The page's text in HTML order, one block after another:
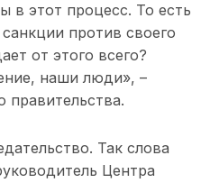
в этот процесс. То есть
против своего
от этого всего?
наши люди», –
правительства.
Так слова
Центра